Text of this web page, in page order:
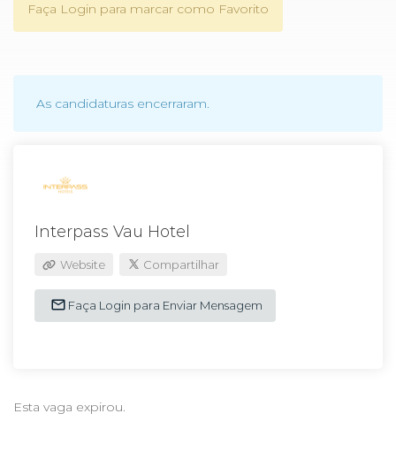
Faça Login para marcar como Favorito
As candidaturas encerraram.
Interpass Vau Hotel
Website Compartilhar
Faça Login para Enviar Mensagem
Esta vaga expirou.